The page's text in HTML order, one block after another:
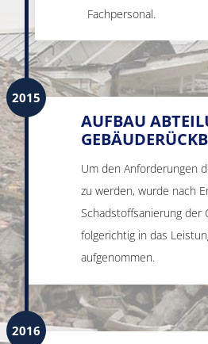
Fachpersonal.
2015
AUFBAU
Um den Anforderungen
zu werden, wurde nach
Schadstoffsanierung der
folgerichtig in das
aufgenommen.
2016